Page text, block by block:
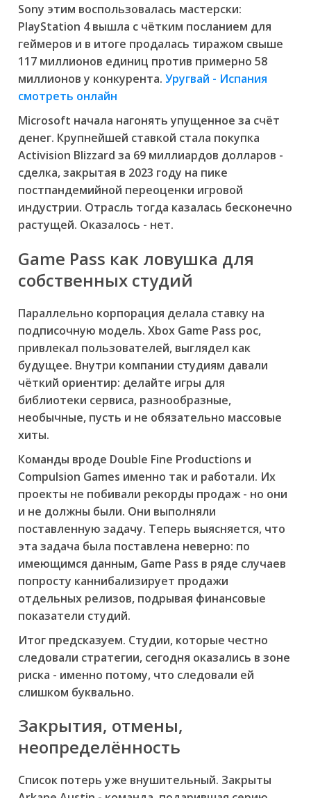
Sony этим воспользовалась мастерски:
PlayStation 4 вышла с чётким посланием для
геймеров и в итоге продалась тиражом свыше
117 миллионов единиц против примерно 58
миллионов у конкурента. Уругвай - Испания
смотреть онлайн
Microsoft начала нагонять упущенное за счёт
денег. Крупнейшей ставкой стала покупка
Activision Blizzard за 69 миллиардов долларов -
сделка, закрытая в 2023 году на пике
постпандемийной переоценки игровой
индустрии. Отрасль тогда казалась бесконечно
растущей. Оказалось - нет.
Game Pass как ловушка для
собственных студий
Параллельно корпорация делала ставку на
подписочную модель. Xbox Game Pass рос,
привлекал пользователей, выглядел как
будущее. Внутри компании студиям давали
чёткий ориентир: делайте игры для
библиотеки сервиса, разнообразные,
необычные, пусть и не обязательно массовые
хиты.
Команды вроде Double Fine Productions и
Compulsion Games именно так и работали. Их
проекты не побивали рекорды продаж - но они
и не должны были. Они выполняли
поставленную задачу. Теперь выясняется, что
эта задача была поставлена неверно: по
имеющимся данным, Game Pass в ряде случаев
попросту каннибализирует продажи
отдельных релизов, подрывая финансовые
показатели студий.
Итог предсказуем. Студии, которые честно
следовали стратегии, сегодня оказались в зоне
риска - именно потому, что следовали ей
слишком буквально.
Закрытия, отмены,
неопределённость
Список потерь уже внушительный. Закрыты